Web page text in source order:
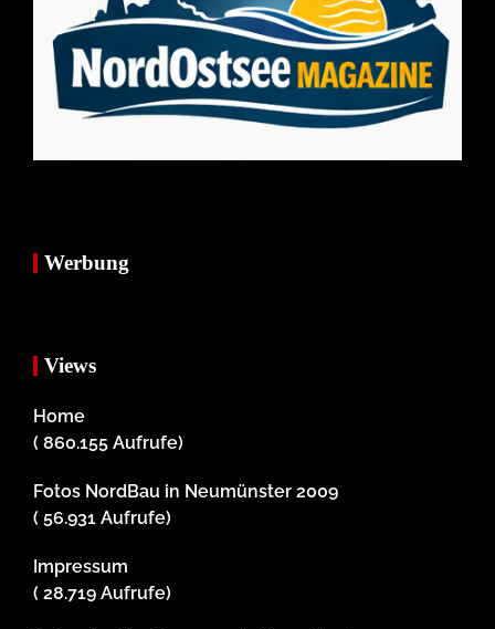
Werbung
Views
Home
( 860.155 Aufrufe)
Fotos NordBau in Neumünster 2009
( 56.931 Aufrufe)
Impressum
( 28.719 Aufrufe)